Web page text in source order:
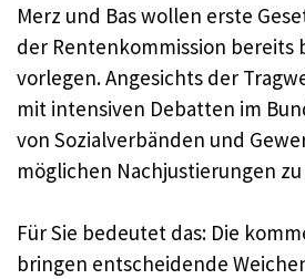
Merz und Bas wollen erste
der Rentenkommission bereits
vorlegen. Angesichts der
mit intensiven Debatten im
von Sozialverbänden und
möglichen Nachjustierungen
Für Sie bedeutet das: Die
bringen entscheidende